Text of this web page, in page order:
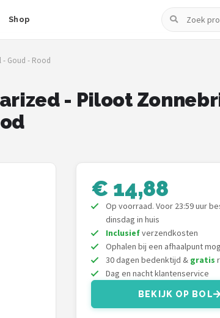
Shop
Zoeken
- Goud - Rood
- Piloot
€ 14,88
Op voorraad. Voor 23:59 uur
dinsdag in huis
Inclusiefverzendkosten
Ophalen bij een afhaalpunt
30 dagen bedenktijd & gratis
Dag en nacht klantenservice
BEKIJK OP BOL